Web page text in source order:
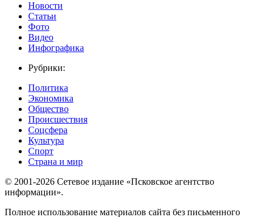
Новости
Статьи
Фото
Видео
Инфографика
Рубрики:
Политика
Экономика
Общество
Происшествия
Соцсфера
Культура
Спорт
Страна и мир
© 2001-2026 Сетевое издание «Псковское агентство
информации».
Полное использование материалов сайта без письменного